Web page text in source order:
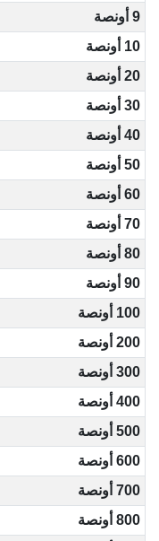
9 أونصة
10 أونصة
20 أونصة
30 أونصة
40 أونصة
50 أونصة
60 أونصة
70 أونصة
80 أونصة
90 أونصة
100 أونصة
200 أونصة
300 أونصة
400 أونصة
500 أونصة
600 أونصة
700 أونصة
800 أونصة